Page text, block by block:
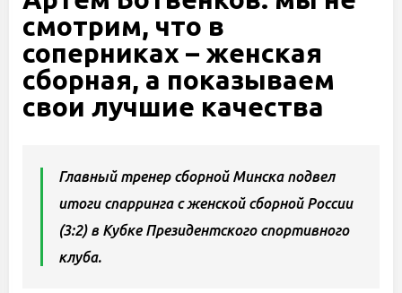
смотрим, что в
соперниках – женская
сборная, а показываем
свои лучшие качества
Главный тренер сборной Минска подвел
итоги спарринга с женской сборной России
(3:2) в Кубке Президентского спортивного
клуба.